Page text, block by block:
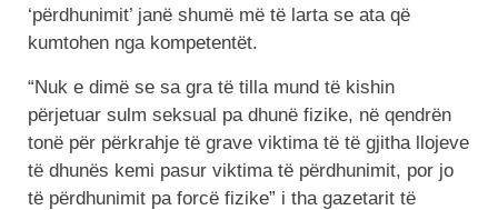
‘përdhunimit’ janë shumë më të larta se ata që
kumtohen nga kompetentët.
“Nuk e dimë se sa gra të tilla mund të kishin
përjetuar sulm seksual pa dhunë fizike, në qendrën
tonë për përkrahje të grave viktima të të gjitha llojeve
të dhunës kemi pasur viktima të përdhunimit, por jo
të përdhunimit pa forcë fizike” i tha gazetarit të